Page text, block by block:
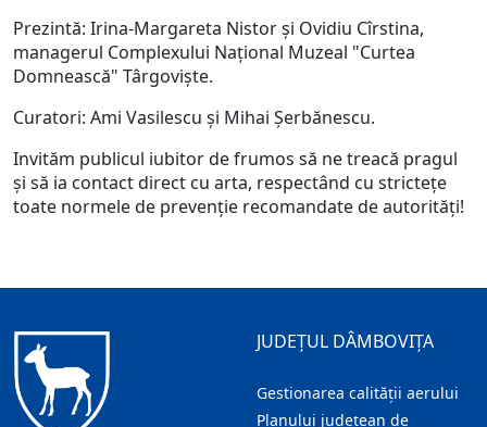
Prezintă: Irina-Margareta Nistor și Ovidiu Cîrstina,
managerul Complexului Național Muzeal "Curtea
Domnească" Târgoviște.
Curatori: Ami Vasilescu și Mihai Șerbănescu.
Invităm publicul iubitor de frumos să ne treacă pragul
şi să ia contact direct cu arta, respectând cu strictețe
toate normele de prevenție recomandate de autorităţi!
JUDEȚUL DÂMBOVIȚA
Gestionarea calității aerului
Planului județean de